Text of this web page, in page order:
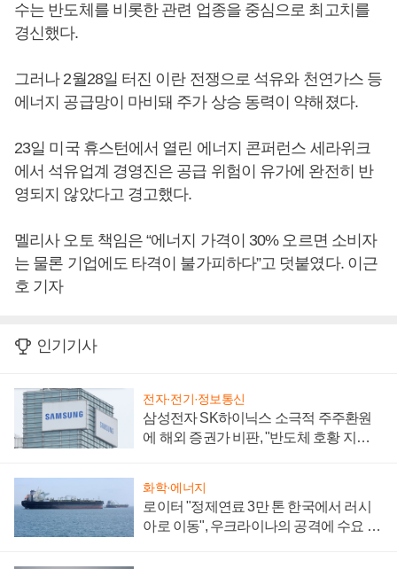
수는 반도체를 비롯한 관련 업종을 중심으로 최고치를
경신했다.
그러나 2월28일 터진 이란 전쟁으로 석유와 천연가스 등
에너지 공급망이 마비돼 주가 상승 동력이 약해졌다.
23일 미국 휴스턴에서 열린 에너지 콘퍼런스 세라위크
에서 석유업계 경영진은 공급 위험이 유가에 완전히 반
영되지 않았다고 경고했다.
멜리사 오토 책임은 “에너지 가격이 30% 오르면 소비자
는 물론 기업에도 타격이 불가피하다”고 덧붙였다. 이근
호 기자
인기기사
전자·전기·정보통신
삼성전자 SK하이닉스 소극적 주주환원
에 해외 증권가 비판, "반도체 호황 지속
화학·에너지
로이터 "정제연료 3만 톤 한국에서 러시
아로 이동", 우크라이나의 공격에 수요 늘